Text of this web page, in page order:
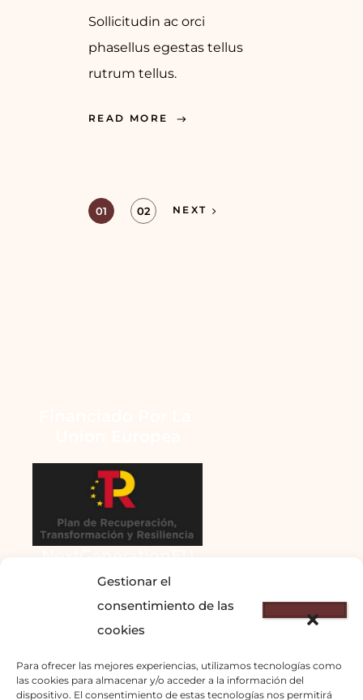
Gestionar el
consentimiento de las
cookies
Para ofrecer las mejores experiencias, utilizamos tecnologías como
las cookies para almacenar y/o acceder a la información del
dispositivo. El consentimiento de estas tecnologías nos permitirá
Sollicitudin ac orci
phasellus egestas tellus
rutrum tellus.
READ MORE
01 02 NEXT